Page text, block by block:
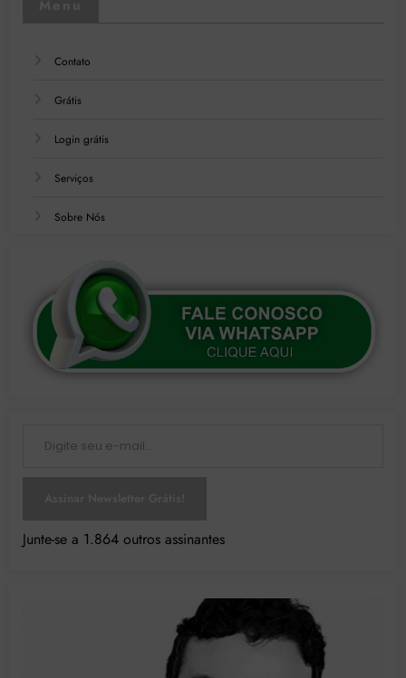
Contato
Grátis
Login grátis
Serviços
Sobre Nós
Junte-se a 1.864 outros assinantes